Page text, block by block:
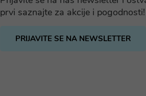
prvi saznajte za akcije i pogodnosti!
PRIJAVITE SE NA NEWSLETTER